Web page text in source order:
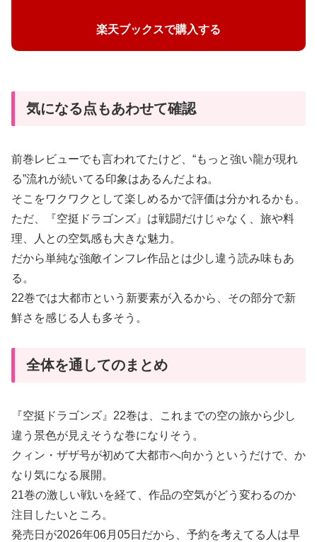
楽天ブックスで購入する
気になる点もあわせて確認
前巻レビューでも言われてたけど、“もっと強い龍が現れ
る”流れが続いてる印象はあるんだよね。
そこをワクワクとして楽しめるかで評価は分かれるかも。
ただ、『空挺ドラゴンズ』は戦闘だけじゃなく、旅や料
理、人との空気感も大きな魅力。
だから単純な強敵インフレ作品とは少し違う読み味もあ
る。
22巻では大都市という新要素が入るから、その部分で新
鮮さを感じる人も多そう。
全体を通してのまとめ
『空挺ドラゴンズ』22巻は、これまでの空の旅から少し
違う景色が見えそうな巻になりそう。
クィン・ザザ号が初めて大都市へ向かうというだけで、か
なり気になる展開。
21巻の激しい戦いを経て、作品の空気がどう変わるのか
注目したいところ。
発売日が2026年06月05日だから、予約を考えてる人は早